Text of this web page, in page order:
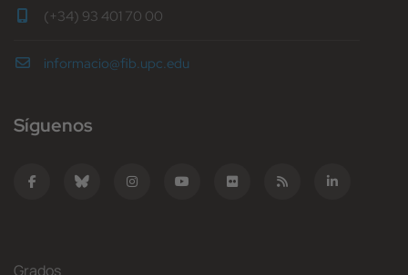
(+34) 93 401 70 00
informacio@fib.upc.edu
Síguenos
Grados